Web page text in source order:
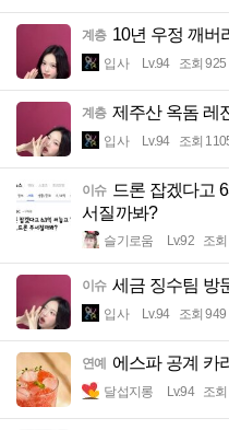
계층 10년 우정 깨버
입사 Lv.94 조회 925
계층 제주산 옥돔 레
입사 Lv.94 조회
이슈 드론 잡겠다고
서질까봐?
슬기로움 Lv.92 조
이슈 세금 징수팀 방
입사 Lv.94 조회 949
연예 에스파 공계 카
달섭지롱 Lv.94 조